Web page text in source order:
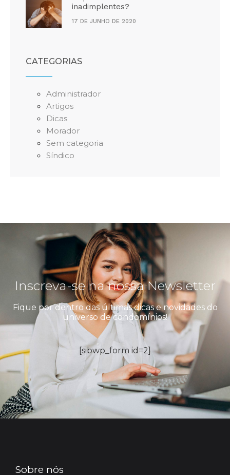
inadimplentes?
17 DE JUNHO DE 2020
CATEGORIAS
Administrador
Artigos
Dicas
Morador
Sem categoria
Síndico
Inscreva-se na nossa Newsletter
Fique por dentro das últimas dicas e novidades do
universo de condomínios!
[sibwp_form id=2]
Sobre nós